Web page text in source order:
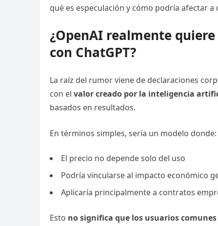
qué es especulación y cómo podría afectar
¿OpenAI realmente
con ChatGPT?
La raíz del rumor viene de declaraciones
con el valor creado por la inteligencia
basados en resultados.
En términos simples, sería un modelo donde:
El precio no depende solo del uso
Podría vincularse al impacto económico
Aplicaría principalmente a contratos
Esto no significa que los usuarios